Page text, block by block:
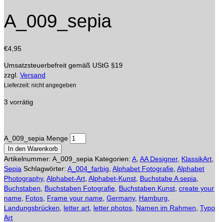
A_009_sepia
€4,95
Umsatzsteuerbefreit gemäß UStG §19
zzgl. Versand
Lieferzeit: nicht angegeben
3 vorrätig
A_009_sepia Menge
In den Warenkorb
Artikelnummer: A_009_sepia Kategorien: A AA Designer, KlassikArt
Sepia Schlagwörter: A_004_farbig Alphabet Fotografie Alphabet
Photography, Alphabet-Art Alphabet-Kunst Buchstabe A sepia
Buchstaben
Buchstaben Fotografie Buchstaben Kunst create your
name Fotos Frame your name Germany, Hamburg
Landungsbrücken
letter art letter photos Namen im Rahmen Typo
Art